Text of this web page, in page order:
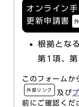
オンライン
更新申請書
根拠とな
第1項、
このフォームか
外部リンク 及び
前にご確認くだ